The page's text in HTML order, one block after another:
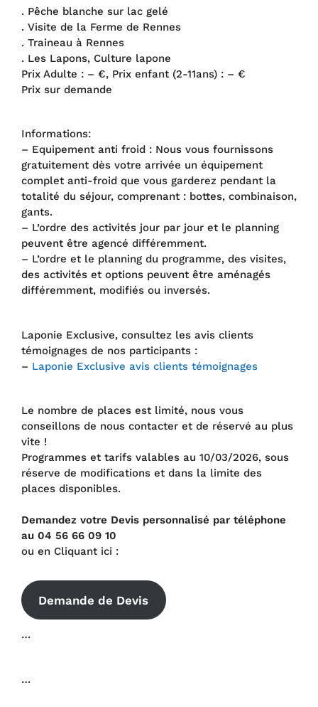
. Pêche blanche sur lac gelé
. Visite de la Ferme de Rennes
. Traineau à Rennes
. Les Lapons, Culture lapone
Prix Adulte : – €, Prix enfant (2-11ans) : – €
Prix sur demande
Informations:
– Equipement anti froid : Nous vous fournissons
gratuitement dès votre arrivée un équipement
complet anti-froid que vous garderez pendant la
totalité du séjour, comprenant : bottes, combinaison,
gants.
– L’ordre des activités jour par jour et le planning
peuvent être agencé différemment.
– L’ordre et le planning du programme, des visites,
des activités et options peuvent être aménagés
différemment, modifiés ou inversés.
Laponie Exclusive, consultez les avis clients
témoignages de nos participants :
– Laponie Exclusive avis clients témoignages
Le nombre de places est limité, nous vous
conseillons de nous contacter et de réservé au plus
vite !
Programmes et tarifs valables au 10/03/2026, sous
réserve de modifications et dans la limite des
places disponibles.
Demandez votre Devis personnalisé par téléphone
au 04 56 66 09 10
ou en Cliquant ici :
Demande de Devis
…
…